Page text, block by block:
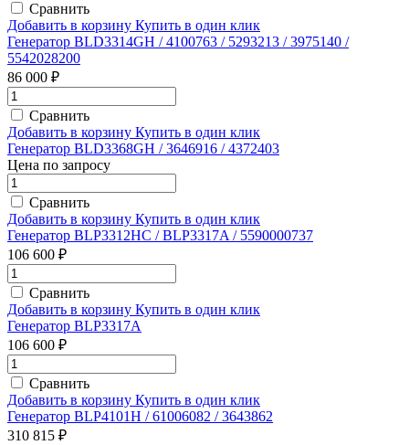
Сравнить
Добавить в корзину Купить в один клик
Генератор BLD3314GH / 4100763 / 5293213 / 3975140 /
5542028200
86 000 ₽
Сравнить
Добавить в корзину Купить в один клик
Генератор BLD3368GH / 3646916 / 4372403
Цена по запросу
Сравнить
Добавить в корзину Купить в один клик
Генератор BLP3312HC / BLP3317A / 5590000737
106 600 ₽
Сравнить
Добавить в корзину Купить в один клик
Генератор BLP3317A
106 600 ₽
Сравнить
Добавить в корзину Купить в один клик
Генератор BLP4101H / 61006082 / 3643862
310 815 ₽